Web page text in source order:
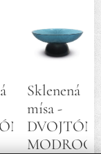
Sklenená
mísa -